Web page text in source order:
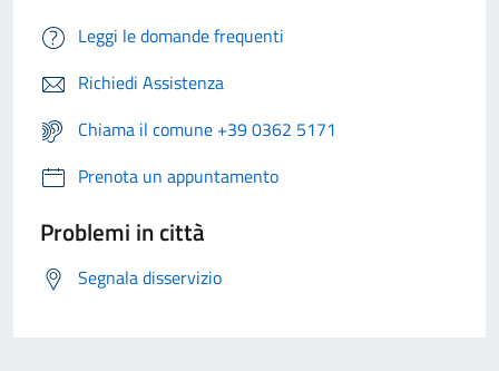
Leggi le domande frequenti
Richiedi Assistenza
Chiama il comune +39 0362 5171
Prenota un appuntamento
Problemi in città
Segnala disservizio